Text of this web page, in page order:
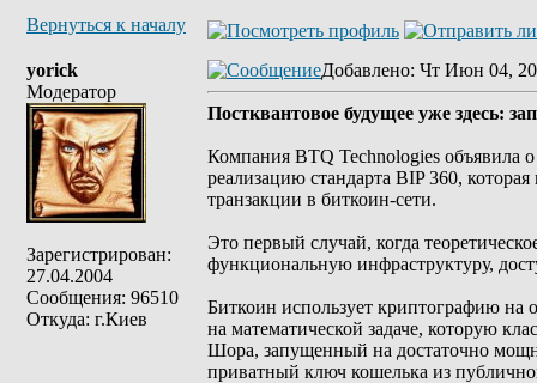
Вернуться к началу
yorick
Модератор
Зарегистрирован:
27.04.2004
Сообщения: 96510
Откуда: г.Киев
Добавлено: Чт Июн 04,
Постквантовое будущее уже здесь:
Компания BTQ Technologies объявила
реализацию стандарта BIP 360,
транзакции в биткоин-сети.
Это первый случай, когда
функциональную инфраструктуру,
Биткоин использует криптографию на
на математической задаче, которую
Шора, запущенный на достаточно
приватный ключ кошелька из